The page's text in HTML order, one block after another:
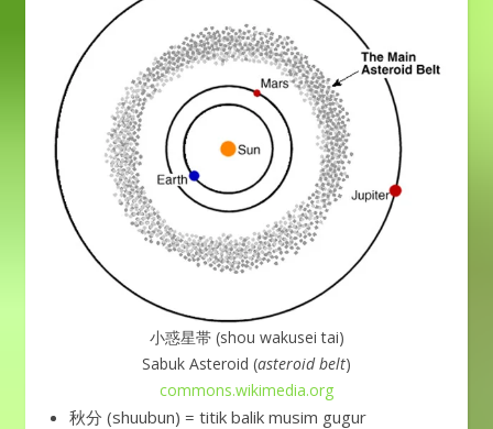
小惑星帯 (shou wakusei tai)
Sabuk Asteroid (asteroid belt)
commons.wikimedia.org
秋分 (shuubun) = titik balik musim gugur